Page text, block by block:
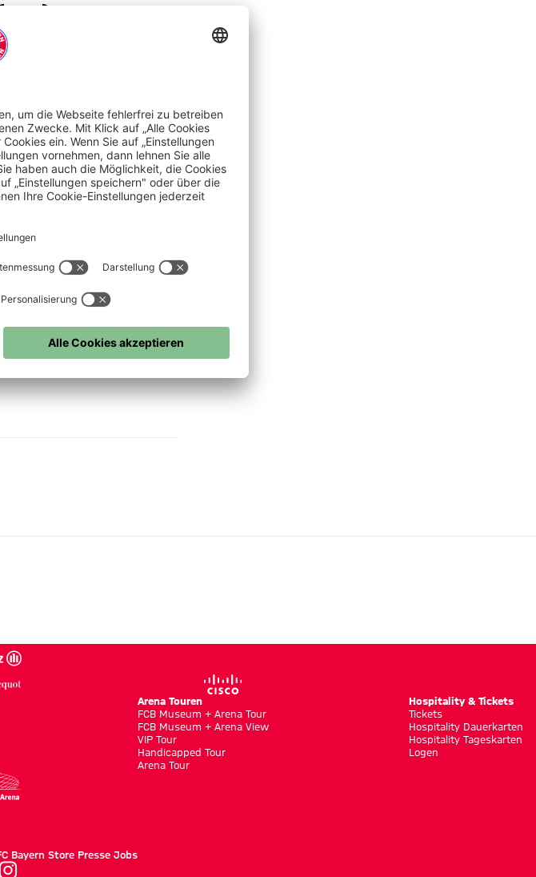
der Gruppe E für die Runde
Favoritenrolle klar beim
Führung – und die
der Niederländer hielt die
für die Entscheidung, ehe
Marin, Stanciu (88. Olaru),
Reijnders – Bergwijn (46.
Arena Touren
FCB Museum + Arena Tour
FCB Museum + Arena View
VIP Tour
Handicapped Tour
Arena Tour
Hospitality & Tickets
Tickets
Hospitality Dauerkarten
Hospitality Tageskarten
Logen
Bayern Store Presse Jobs